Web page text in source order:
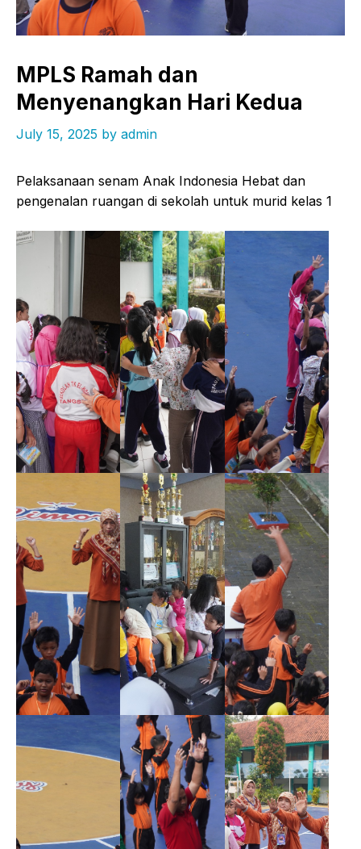
MPLS Ramah dan
Menyenangkan Hari Kedua
July 15, 2025 by admin
Pelaksanaan senam Anak Indonesia Hebat dan
pengenalan ruangan di sekolah untuk murid kelas 1